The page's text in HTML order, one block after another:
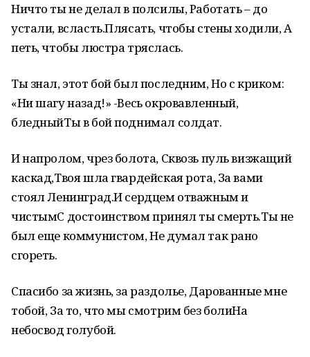
Ничто ты не делал в полсилы, Работать – до
устали, всласть.Плясать, чтобы стены ходили, А
петь, чтобы люстра тряслась.
Ты знал, этот бой был последним, Но с криком:
«Ни шагу назад!» -Весь окровавленный,
бледныйТы в бой поднимал солдат.
И напролом, чрез болота, Сквозь пуль визжащий
каскад,Твоя шла гвардейская рота, За вами
стоял Ленинград.И сердцем отважным и
чистымС достоинством принял ты смерть.Ты не
был еще коммунистом, Не думал так рано
сгореть.
Спасибо за жизнь, за раздолье, Дарованные мне
тобой, За то, что мы смотрим без болиНа
небосвод голубой.